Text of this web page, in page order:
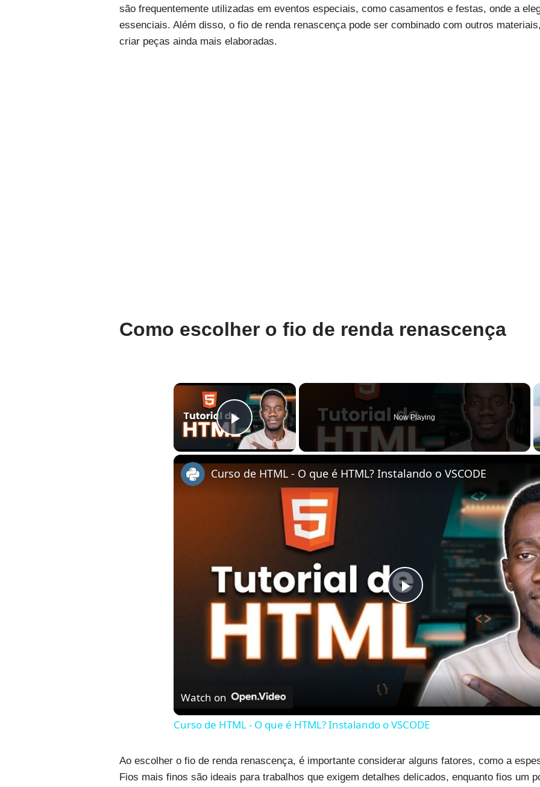
são frequentemente utilizadas em eventos especiais, como casamentos e festas, onde a
essenciais. Além disso, o fio de renda renascença pode ser combinado com outros
criar peças ainda mais elaboradas.
Como escolher o fio de renda renascença
×
Play Video
Now Playing
Play
Video
Curso de HTML - O que é HTML? Instalando o VSCODE
Watch on
Curso de HTML - O que é HTML? Instalando o VSCODE
Ao escolher o fio de renda renascença, é importante considerar alguns fatores, como a
Fios mais finos são ideais para trabalhos que exigem detalhes delicados, enquanto fios um